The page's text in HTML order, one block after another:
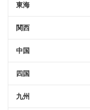
東海
関西
中国
四国
九州